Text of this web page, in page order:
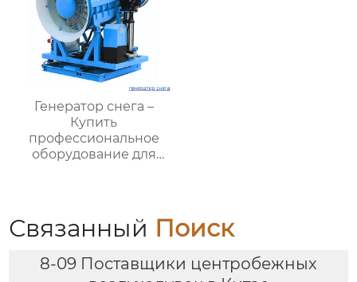
Генератор снега –
Купить
профессиональное
оборудование для
Связанный Поиск
8-09 Поставщики центробежных